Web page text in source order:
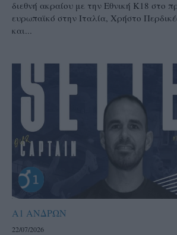
διεθνή ακραίου με την Εθνική Κ18 στο
ευρωπαϊκό στην Ιταλία, Χρήστο
και...
Α1 ΑΝΔΡΩΝ
22/07/2026